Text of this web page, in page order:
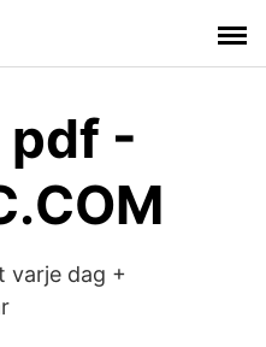
pdf -
varje dag +